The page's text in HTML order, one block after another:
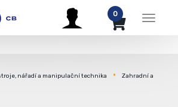
Menu
0
nářadí a manipulační technika
Zahradní a